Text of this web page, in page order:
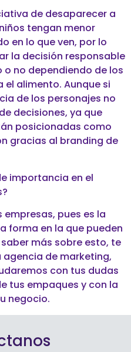
de desaparecer a
tengan menor
en lo que ven, por lo
la decisión responsable
no dependiendo de los
alimento. Aunque si
de los personajes no
decisiones, ya que
posicionadas como
gracias al branding de
importancia en el
pues es la
forma en la que pueden
más sobre esto, te
de marketing,
con tus dudas
tus empaques y con la
negocio.